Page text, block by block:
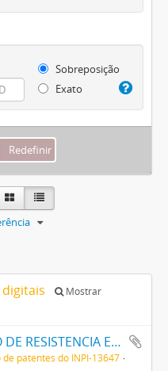
Sobreposição
Exato
Mostrar
UM APPARELHO DE RESISTENCIA ELECTRICA NEGATIVA
patentes do INPI-13647